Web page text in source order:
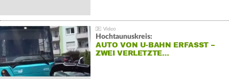
Hochtaunuskreis:
AUTO VON U-BAHN ERFASST –
ZWEI VERLETZTE…